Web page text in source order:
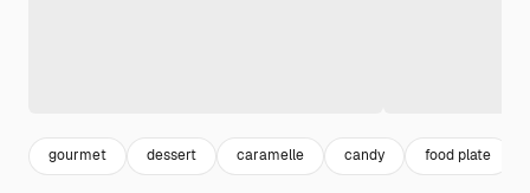
gourmet dessert caramelle candy food plate